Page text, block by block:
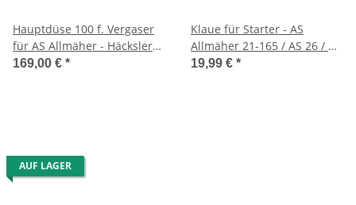
Hauptdüse 100 f. Vergaser
für AS Allmäher - Häcksler
usw.
169,00 € *
Klaue für Starter - AS
Allmäher 21-165 / AS 26 / AS
27 / AS 45 / AS 53/AS 28/3
19,99 € *
AUF LAGER